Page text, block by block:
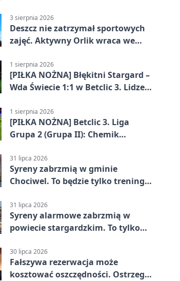
3 sierpnia 2026
Deszcz nie zatrzymał sportowych
zajęć. Aktywny Orlik wraca we
1 sierpnia 2026
[PIŁKA NOŻNA] Błękitni Stargard –
Wda Świecie 1:1 w Betclic 3. Lidze
1 sierpnia 2026
[PIŁKA NOŻNA] Betclic 3. Liga
Grupa 2 (Grupa II): Chemik
Stargard 3:3
31 lipca 2026
Syreny zabrzmią w gminie
Chociwel. To będzie tylko trening
31 lipca 2026
Syreny alarmowe zabrzmią w
powiecie stargardzkim. To tylko
30 lipca 2026
Fałszywa rezerwacja może
kosztować oszczędności. Ostrzega